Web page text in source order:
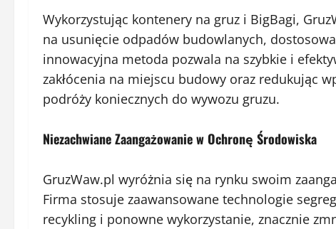
Wykorzystując kontenery na gruz i BigBagi,
na usunięcie odpadów budowlanych,
innowacyjna metoda pozwala na szybkie i
zakłócenia na miejscu budowy oraz redukując
podróży koniecznych do wywozu gruzu.
Niezachwiane Zaangażowanie w Ochronę Środowiska
GruzWaw.pl wyróżnia się na rynku swoim
Firma stosuje zaawansowane technologie
recykling i ponowne wykorzystanie, znacznie